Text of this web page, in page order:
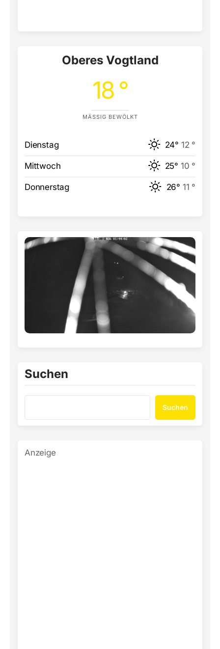
Oberes Vogtland
18 °
MÄSSIG BEWÖLKT
Dienstag 24° 12 °
Mittwoch 25° 10 °
Donnerstag 26° 11 °
Suchen
Suchen
Anzeige